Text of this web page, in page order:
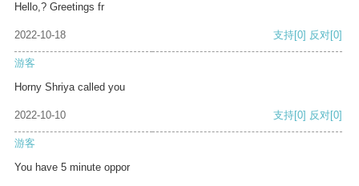
Hello,? Greetings fr
2022-10-18 支持[0] 反对[0]
游客
Horny Shriya called you
2022-10-10 支持[0] 反对[0]
游客
You have 5 minute oppor